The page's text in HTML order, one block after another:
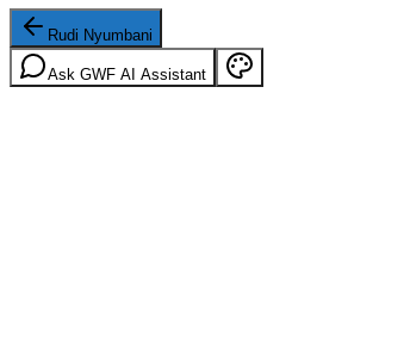
Rudi Nyumbani
Ask GWF AI Assistant